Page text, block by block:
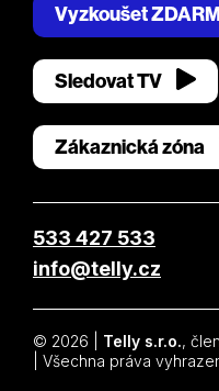
Vyzkoušet
Sledovat TV
Zákaznická zóna
533 427 533
info@telly.cz
© 2026 | Telly s.r.o.,
| Všechna práva